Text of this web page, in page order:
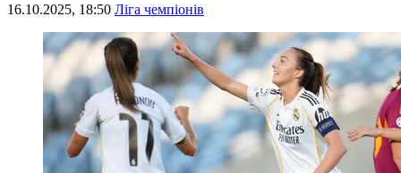
16.10.2025, 18:50 Ліга чемпіонів